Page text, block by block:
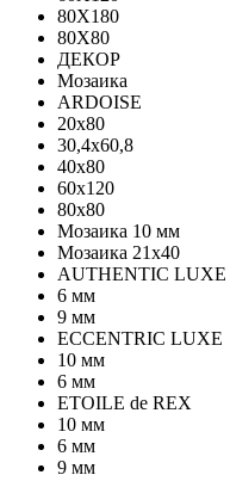
80X180
80X80
ДЕКОР
Мозаика
ARDOISE
20х80
30,4х60,8
40х80
60х120
80х80
Мозаика 10 мм
Мозаика 21х40
AUTHENTIC LUXE
6 мм
9 мм
ECCENTRIC LUXE
10 мм
6 мм
ETOILE de REX
10 мм
6 мм
9 мм